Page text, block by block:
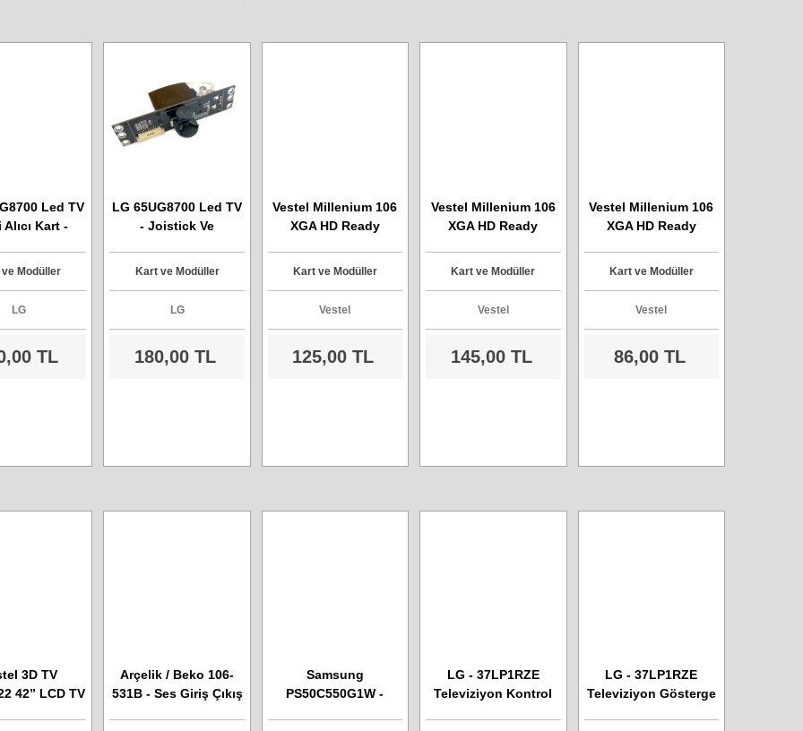
Led TV
Kart -
Modüller
LG
TL
LG 65UG8700 Led TV
- Joistick Ve
Kart ve Modüller
LG
180,00 TL
Vestel Millenium 106
XGA HD Ready
Kart ve Modüller
Vestel
125,00 TL
Vestel Millenium 106
XGA HD Ready
Kart ve Modüller
Vestel
145,00 TL
Vestel Millenium 106
XGA HD Ready
Kart ve Modüller
Vestel
86,00 TL
3D TV
42” LCD TV
Arçelik / Beko 106-
531B - Ses Giriş Çıkış
Samsung
PS50C550G1W -
LG - 37LP1RZE
Televiziyon Kontrol
LG - 37LP1RZE
Televiziyon Gösterge